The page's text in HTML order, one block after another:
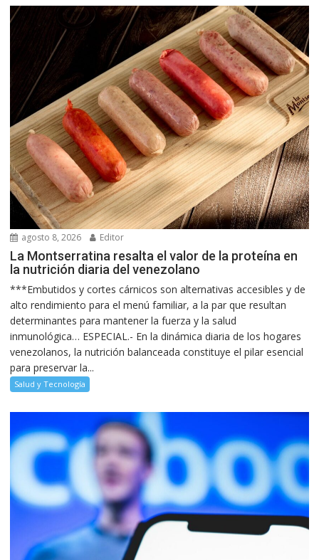
agosto 8, 2026 Editor
La Montserratina resalta el valor de la proteína en
la nutrición diaria del venezolano
***Embutidos y cortes cárnicos son alternativas accesibles y de
alto rendimiento para el menú familiar, a la par que resultan
determinantes para mantener la fuerza y la salud
inmunológica… ESPECIAL.- En la dinámica diaria de los hogares
venezolanos, la nutrición balanceada constituye el pilar esencial
para preservar la...
Salud y Tecnología